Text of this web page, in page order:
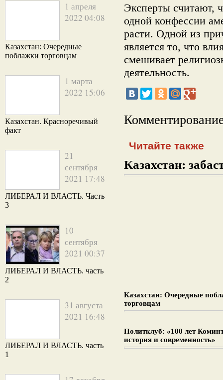
1 апреля
2022 04:08
Казахстан: Очередные
поблажки торговцам
1 марта
2022 15:06
Казахстан. Красноречивый
факт
21
сентября
2021 17:48
ЛИБЕРАЛ И ВЛАСТЬ. Часть
3
10
сентября
2021 00:37
ЛИБЕРАЛ И ВЛАСТЬ. часть
2
31 августа
2021 16:48
ЛИБЕРАЛ И ВЛАСТЬ. часть
1
Эксперты считают,
одной конфессии
расти. Одной из
является то, что
смешивает
деятельность.
Читайте также
Казахстан:
Казахстан: Очередные
торговцам
Политклуб: «100 лет
история и современность»